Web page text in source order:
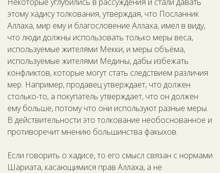
этому хадису толкования, утверждая, что Посланник
Аллаха, мир ему и благословение Аллаха, имел в виду,
что люди должны использовать только меры веса,
используемые жителями Мекки, и меры объёма,
используемые жителями Медины, дабы избежать
конфликтов, которые могут стать следствием различия
мер. Например, продавец утверждает, что должен
столько-то, а покупатель утверждает, что он должен
ему больше, потому что они используют разные меры.
В действительности это толкование необоснованное и
противоречит мнению большинства факыхов.
Если говорить о хадисе, то его смысл связан с нормами
Шариата, касающимися прав Аллаха, а не